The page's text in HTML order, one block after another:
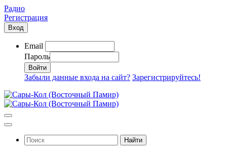
Радио
Регистрация
Вход
Email
Пароль
Забыли данные входа на сайт? Зарегистрируйтесь!
Найти